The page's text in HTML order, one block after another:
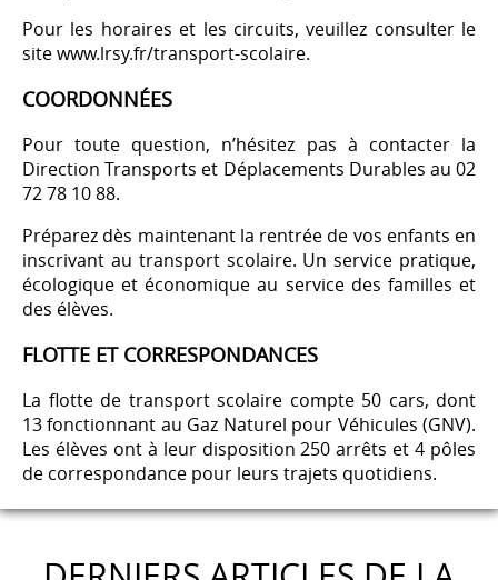
Pour les horaires et les circuits, veuillez consulter le
site www.lrsy.fr/transport-scolaire.
COORDONNÉES
Pour toute question, n’hésitez pas à contacter la
Direction Transports et Déplacements Durables au 02
72 78 10 88.
Préparez dès maintenant la rentrée de vos enfants en
inscrivant au transport scolaire. Un service pratique,
écologique et économique au service des familles et
des élèves.
FLOTTE ET CORRESPONDANCES
La flotte de transport scolaire compte 50 cars, dont
13 fonctionnant au Gaz Naturel pour Véhicules (GNV).
Les élèves ont à leur disposition 250 arrêts et 4 pôles
de correspondance pour leurs trajets quotidiens.